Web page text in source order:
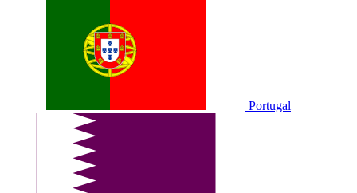
Portugal